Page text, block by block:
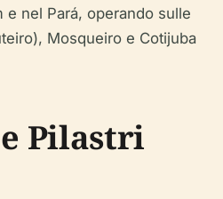
e nel Pará, operando sulle
Mosqueiro e Cotijuba
Pilastri